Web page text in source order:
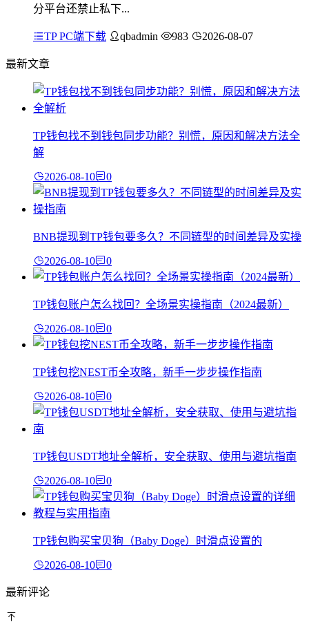
分平台还禁止私下...
TP PC端下载 qbadmin 983 2026-08-07
最新文章
TP钱包找不到钱包同步功能？别慌，原因和解决方法全
解
2026-08-10 0
BNB提现到TP钱包要多久？不同链型的时间差异及实操
2026-08-10 0
TP钱包账户怎么找回？全场景实操指南（2024最新）
2026-08-10 0
TP钱包挖NEST币全攻略，新手一步步操作指南
2026-08-10 0
TP钱包USDT地址全解析，安全获取、使用与避坑指南
2026-08-10 0
TP钱包购买宝贝狗（Baby Doge）时滑点设置的
2026-08-10 0
最新评论